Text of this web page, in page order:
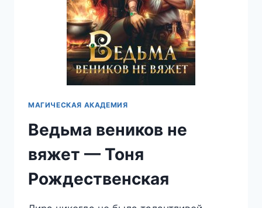
МАГИЧЕСКАЯ АКАДЕМИЯ
Ведьма веников не
вяжет — Тоня
Рождественская